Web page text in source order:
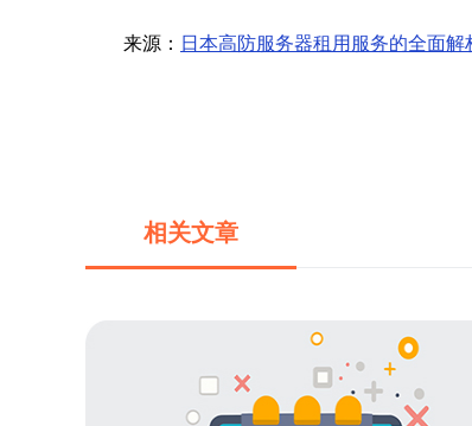
来源： 日本高防服务器租用服务的全面解
相关文章